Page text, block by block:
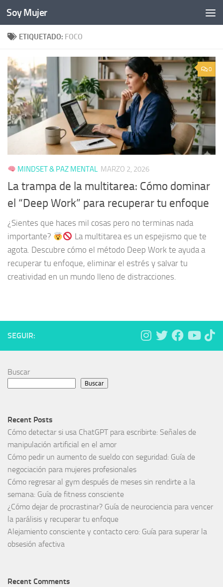
Bajo el contenido
Soy Mujer
ETIQUETADO: FOCO
0
MINDSET & PAZ MENTAL MARZO 2, 2026
La trampa de la multitarea: Cómo dominar
el “Deep Work” para recuperar tu enfoque
¿Sientes que haces mil cosas pero no terminas nada
importante?
La multitarea es un espejismo que te
agota. Descubre cómo el método Deep Work te ayuda a
recuperar tu enfoque, eliminar el estrés y salvar tu
creatividad en un mundo lleno de distracciones.
SEGUIR:
Buscar
Buscar
Recent Posts
Cómo detectar si usa ChatGPT para escribirte: Señales de
manipulación artificial en el amor
Cómo pedir un aumento de sueldo con seguridad: Guía de
negociación para mujeres profesionales
Cómo regresar al gym después de meses sin rendirte a la
semana: Guía de fitness consciente
¿Cómo dejar de procrastinar? Guía de neurociencia para vencer
la parálisis y recuperar tu enfoque
Alejamiento consciente y contacto cero: Guía para superar la
obsesión afectiva
Recent Comments